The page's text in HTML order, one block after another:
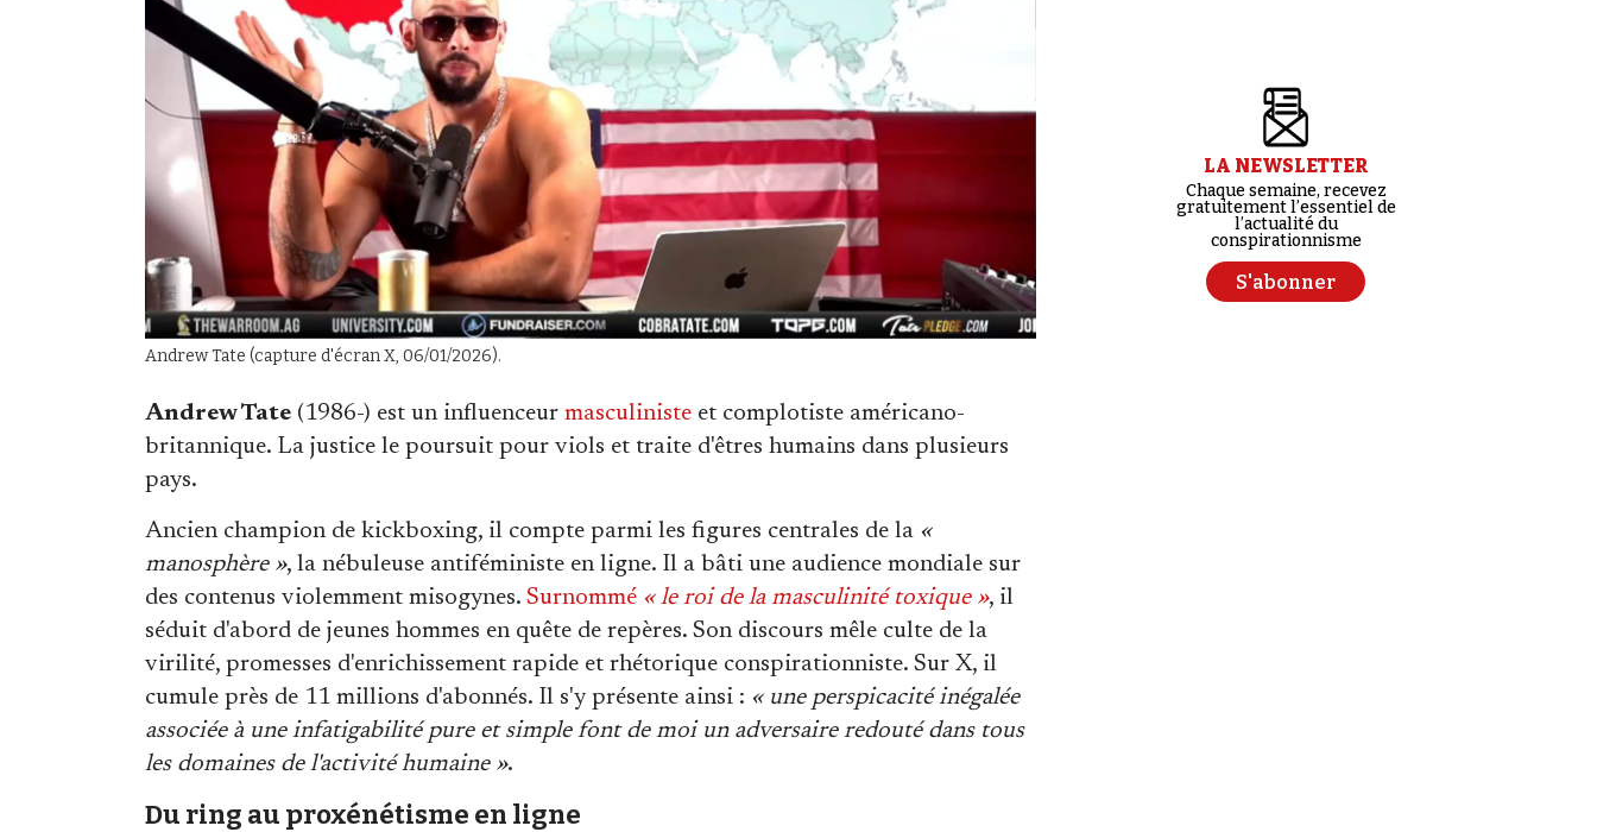
Andrew Tate (capture d'écran X, 06/01/2026).
Andrew Tate (1986-) est un influenceur masculiniste et complotiste américano-
britannique. La justice le poursuit pour viols et traite d'êtres humains dans plusieurs
pays.
Ancien champion de kickboxing, il compte parmi les figures centrales de la «
manosphère », la nébuleuse antiféministe en ligne. Il a bâti une audience mondiale sur
des contenus violemment misogynes. Surnommé « le roi de la masculinité toxique », il
séduit d'abord de jeunes hommes en quête de repères. Son discours mêle culte de la
virilité, promesses d'enrichissement rapide et rhétorique conspirationniste. Sur X, il
cumule près de 11 millions d'abonnés. Il s'y présente ainsi : « une perspicacité inégalée
associée à une infatigabilité pure et simple font de moi un adversaire redouté dans tous
les domaines de l'activité humaine ».
Du ring au proxénétisme en ligne
LA NEWSLETTER
Chaque semaine, recevez
gratuitement l’essentiel de
l’actualité du
conspirationnisme
S'abonner